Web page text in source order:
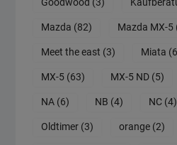
Goodwood (3)
Mazda (82) Mazda MX-5
Meet the east (3) Miata
MX-5(63) MX-5 ND(5)
NA(6) NB (4) NC(4)
Oldtimer(3) orange(2)